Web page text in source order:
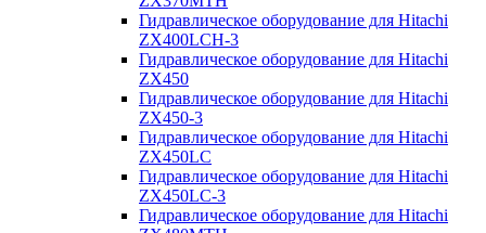
Гидравлическое оборудование для Hitachi
ZX400LCH-3
Гидравлическое оборудование для Hitachi
ZX450
Гидравлическое оборудование для Hitachi
ZX450-3
Гидравлическое оборудование для Hitachi
ZX450LC
Гидравлическое оборудование для Hitachi
ZX450LC-3
Гидравлическое оборудование для Hitachi